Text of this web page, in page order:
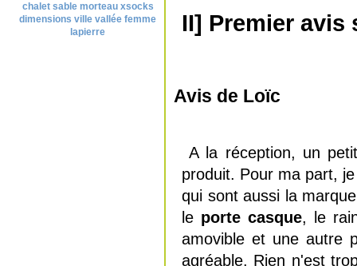
chalet sable morteau xsocks
dimensions ville vallée femme
lapierre
II] Premier avis
Avis de Loïc
A la réception, un
produit. Pour ma part,
qui sont aussi la
le porte casque, le
amovible et une autre
agréable. Rien n'est